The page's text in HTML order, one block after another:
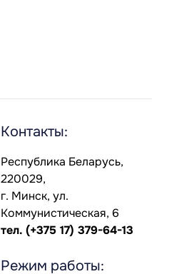
Контакты:
Республика Беларусь,
220029,
г. Минск, ул.
Коммунистическая, 6
тел. (+375 17) 379-64-13
Режим работы: